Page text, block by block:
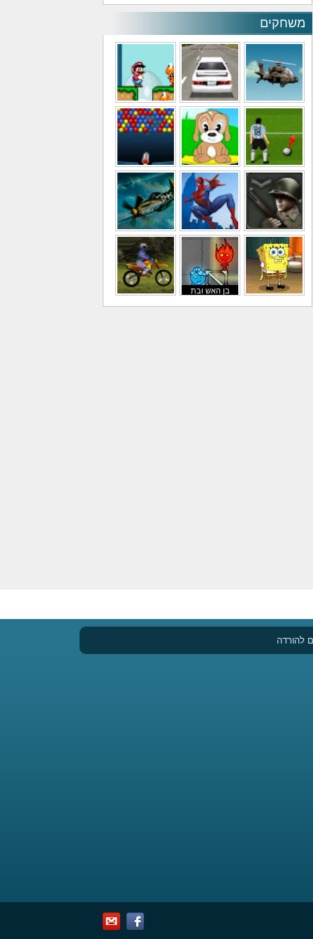
משחקים
משחקי מסוקים משחקי מכוניות משחקי סופר מריו
משחקי כדורגל משחקי לילדים משחקי באבלס
משחקי מלחמה משחקי גיבורים משחקי טיסה
בן האש ובת
להורדה